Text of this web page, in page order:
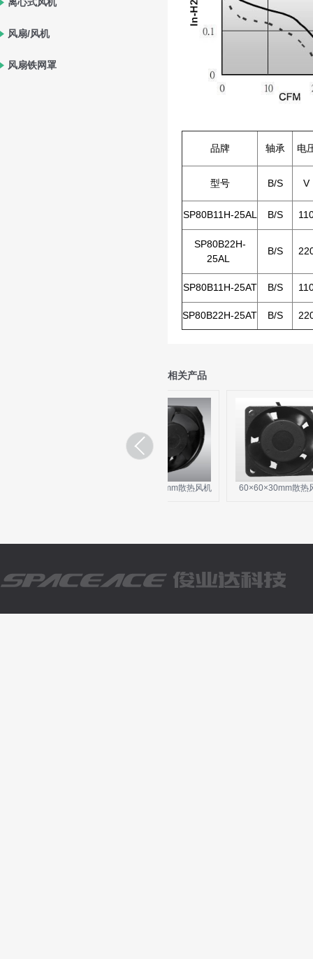
离心式风机
风扇/风机
风扇铁网罩
品牌 轴承 电
型号 B/S V
SP80B11H-25AL B/S
SP80B22H-
25AL
B/S
SP80B11H-25AT B/S
SP80B22H-25AT B/S
相关产品
172×150×51mm散热风机 60×60×30mm散热风机